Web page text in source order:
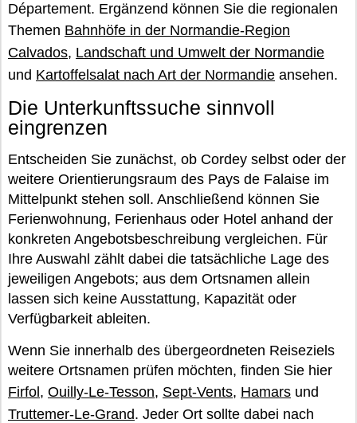
Département. Ergänzend können Sie die regionalen
Themen Bahnhöfe in der Normandie-Region
Calvados, Landschaft und Umwelt der Normandie
und Kartoffelsalat nach Art der Normandie ansehen.
Die Unterkunftssuche sinnvoll
eingrenzen
Entscheiden Sie zunächst, ob Cordey selbst oder der
weitere Orientierungsraum des Pays de Falaise im
Mittelpunkt stehen soll. Anschließend können Sie
Ferienwohnung, Ferienhaus oder Hotel anhand der
konkreten Angebotsbeschreibung vergleichen. Für
Ihre Auswahl zählt dabei die tatsächliche Lage des
jeweiligen Angebots; aus dem Ortsnamen allein
lassen sich keine Ausstattung, Kapazität oder
Verfügbarkeit ableiten.
Wenn Sie innerhalb des übergeordneten Reiseziels
weitere Ortsnamen prüfen möchten, finden Sie hier
Firfol , Ouilly-Le-Tesson, Sept-Vents, Hamars und
Truttemer-Le-Grand. Jeder Ort sollte dabei nach